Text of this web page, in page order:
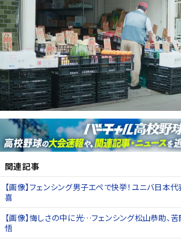
関連記事
【画像】フェンシング男子エペで快挙！ユニバ日本
喜
【画像】悔しさの中に光…フェンシング松山恭助、
悟